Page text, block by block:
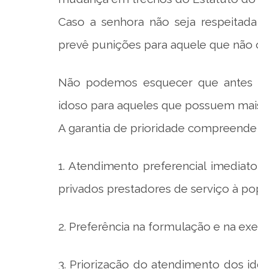
Caso a senhora não seja
prevê punições para aquele que não
Não podemos esquecer que antes
idoso para aqueles que possuem
A garantia de prioridade
1. Atendimento preferencial
privados prestadores de serviço à
2. Preferência na formulação e na
3. Priorização do atendimento dos